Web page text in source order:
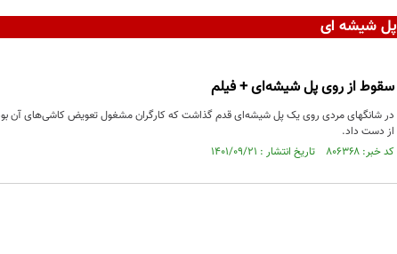
پل شیشه ای
سقوط از روی پل شیشه‌ای + فیلم
در شانگهای مردی روی یک پل شیشه‌ای قدم گذاشت که کارگران مشغول تعویض کاشی‌های آن
از دست داد.
کد خبر: ۸۰۶۳۶۸ تاریخ انتشار : ۱۴۰۱/۰۹/۲۱